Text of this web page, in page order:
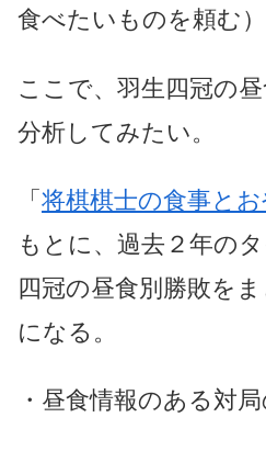
食べたいものを頼む）
ここで、羽生四冠の
分析してみたい。
「 将棋棋士の食事と
もとに、過去２年の
四冠の昼食別勝敗を
になる。
・昼食情報のある対